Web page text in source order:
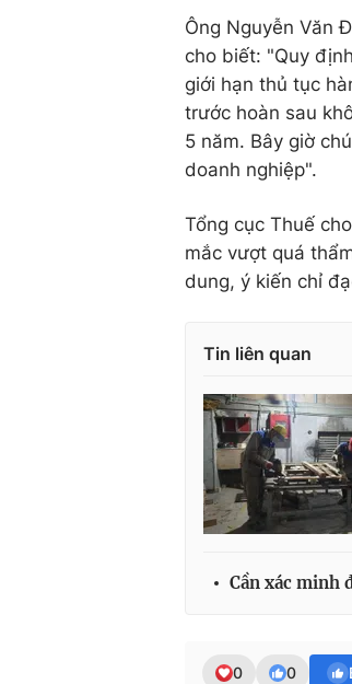
Ông Nguyễn Văn
cho biết: "Quy
giới hạn thủ tục
trước hoàn sau
5 năm. Bây giờ
doanh nghiệp".
Tổng cục Thuế
mắc vượt quá
dung, ý kiến chỉ
Tin liên quan
Cần xác minh
0 0